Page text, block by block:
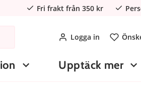
Fri frakt från 350 kr
Logga in
Upptäck mer